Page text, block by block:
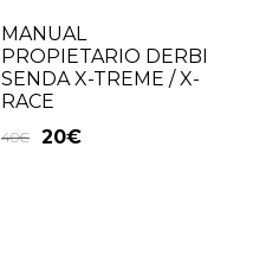
MANUAL
PROPIETARIO DERBI
SENDA X-TREME / X-
RACE
40€ 20€